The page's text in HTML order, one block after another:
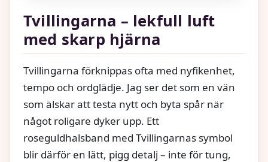
Tvillingarna – lekfull luft
med skarp hjärna
Tvillingarna förknippas ofta med nyfikenhet,
tempo och ordglädje. Jag ser det som en vän
som älskar att testa nytt och byta spår när
något roligare dyker upp. Ett
roseguldhalsband med Tvillingarnas symbol
blir därför en lätt, pigg detalj – inte för tung,